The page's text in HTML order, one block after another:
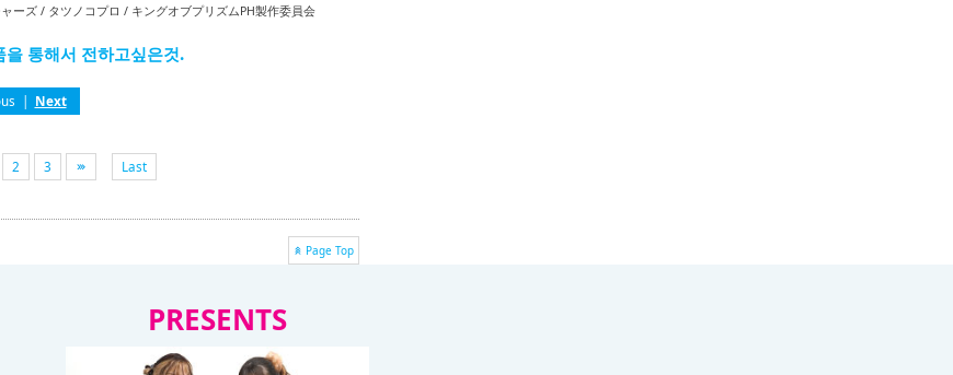
ーズ / タツノコプロ / キングオブプリズムPH製作委員会
통해서 전하고싶은것.
| Next
2 3 Last
Page Top
PRESENTS